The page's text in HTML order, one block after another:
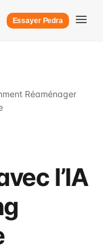
Essayer Pedra
Réaménager
l’IA